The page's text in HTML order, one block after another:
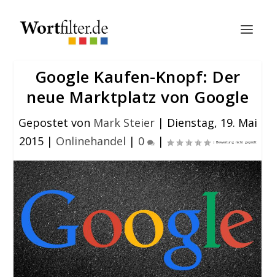
Google Kaufen-Knopf: Der
neue Marktplatz von Google
Gepostet von Mark Steier| Dienstag, 19. Mai
2015| Onlinehandel | 0 |